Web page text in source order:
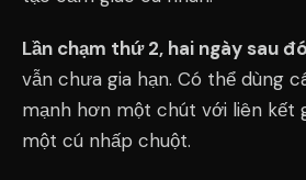
Lần chạm thứ 2, hai ngày sau đó
vẫn chưa gia hạn. Có thể dùng
mạnh hơn một chút với liên kết
một cú nhấp chuột.